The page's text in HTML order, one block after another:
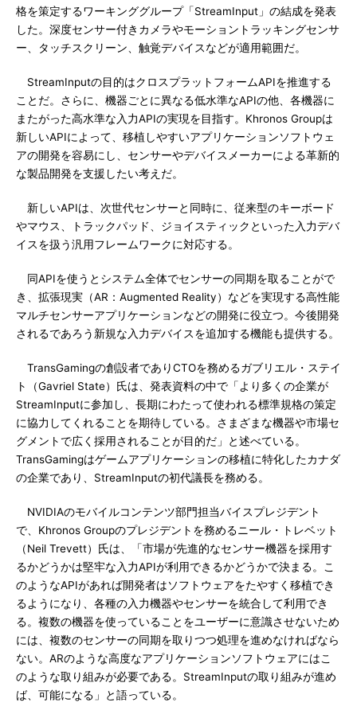
格を策定するワーキンググループ「StreamInput」の結成を発表
した。深度センサー付きカメラやモーショントラッキングセンサ
ー、タッチスクリーン、触覚デバイスなどが適用範囲だ。
StreamInputの目的はクロスプラットフォームAPIを推進する
ことだ。さらに、機器ごとに異なる低水準なAPIの他、各機器に
またがった高水準な入力APIの実現を目指す。Khronos Groupは
新しいAPIによって、移植しやすいアプリケーションソフトウェ
アの開発を容易にし、センサーやデバイスメーカーによる革新的
な製品開発を支援したい考えだ。
新しいAPIは、次世代センサーと同時に、従来型のキーボード
やマウス、トラックパッド、ジョイスティックといった入力デバ
イスを扱う汎用フレームワークに対応する。
同APIを使うとシステム全体でセンサーの同期を取ることがで
き、拡張現実（AR：Augmented Reality）などを実現する高性能
マルチセンサーアプリケーションなどの開発に役立つ。今後開発
されるであろう新規な入力デバイスを追加する機能も提供する。
TransGamingの創設者でありCTOを務めるガブリエル・ステイ
ト（Gavriel State）氏は、発表資料の中で「より多くの企業が
StreamInputに参加し、長期にわたって使われる標準規格の策定
に協力してくれることを期待している。さまざまな機器や市場セ
グメントで広く採用されることが目的だ」と述べている。
TransGamingはゲームアプリケーションの移植に特化したカナダ
の企業であり、StreamInputの初代議長を務める。
NVIDIAのモバイルコンテンツ部門担当バイスプレジデント
で、Khronos Groupのプレジデントを務めるニール・トレベット
（Neil Trevett）氏は、「市場が先進的なセンサー機器を採用す
るかどうかは堅牢な入力APIが利用できるかどうかで決まる。こ
のようなAPIがあれば開発者はソフトウェアをたやすく移植でき
るようになり、各種の入力機器やセンサーを統合して利用でき
る。複数の機器を使っていることをユーザーに意識させないため
には、複数のセンサーの同期を取りつつ処理を進めなければなら
ない。ARのような高度なアプリケーションソフトウェアにはこ
のような取り組みが必要である。StreamInputの取り組みが進め
ば、可能になる」と語っている。